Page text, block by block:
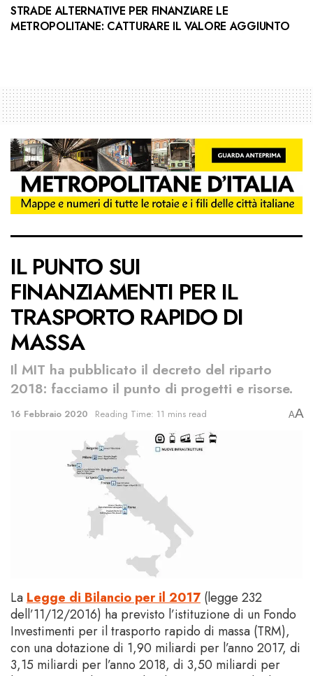
STRADE ALTERNATIVE PER FINANZIARE LE
METROPOLITANE: CATTURARE IL VALORE AGGIUNTO
IL PUNTO SUI
FINANZIAMENTI PER IL
TRASPORTO RAPIDO DI
MASSA
Il MIT ha pubblicato il decreto del riparto
2018: facciamo il punto di progetti e risorse.
16 Febbraio 2020 Reading Time: 11 mins read AA
La Legge di Bilancio per il 2017 (legge 232
dell’11/12/2016) ha previsto l’istituzione di un Fondo
Investimenti per il trasporto rapido di massa (TRM),
con una dotazione di 1,90 miliardi per l’anno 2017, di
3,15 miliardi per l’anno 2018, di 3,50 miliardi per